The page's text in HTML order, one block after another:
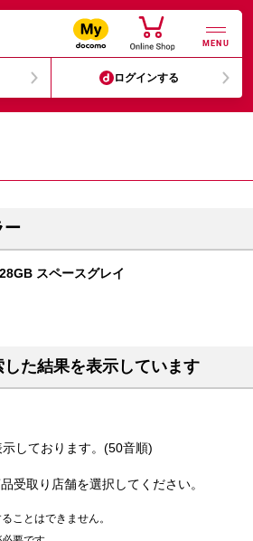
MENU
ログインする
ー
スペースグレイ
た結果を表示しています
しております。(50音順)
受取り店舗を選択してください。
ことはできません。